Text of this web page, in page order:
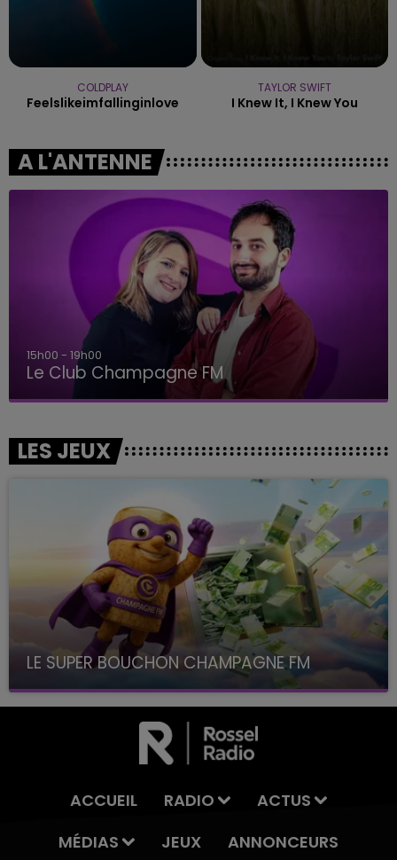
COLDPLAY
Feelslikeimfallinginlove
TAYLOR SWIFT
I Knew It, I Knew You
A L'ANTENNE
15h00 - 19h00
Le Club Champagne FM
LES JEUX
LE SUPER BOUCHON CHAMPAGNE FM
avec La Famille Champagne FM, à 8H10
ACCUEIL RADIO
ACTUS
MÉDIAS
JEUX ANNONCEURS